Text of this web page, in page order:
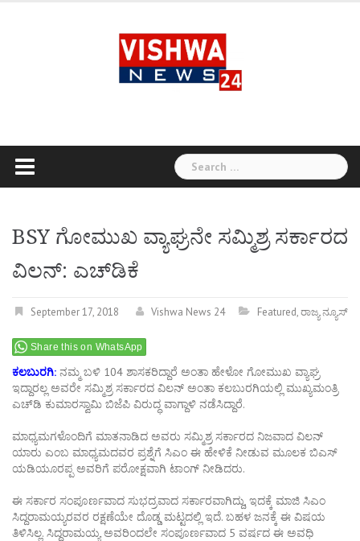
Search
for:
BSY ಗೋಮುಖ ವ್ಯಾಘ್ರನೇ ಸಮ್ಮಿಶ್ರ ಸರ್ಕಾರದ
ವಿಲನ್: ಎಚ್‍ಡಿಕೆ
September 17, 2018 Vishwa News 24 Featured,ರಾಜ್ಯ ನ್ಯೂಸ್
Share this on WhatsApp
ಕಲಬುರಗಿ: ನಮ್ಮ ಬಳಿ 104 ಶಾಸಕರಿದ್ದಾರೆ ಅಂತಾ ಹೇಳೋ ಗೋಮುಖ ವ್ಯಾಘ್ರ
ಇದ್ದಾರಲ್ಲ ಅವರೇ ಸಮ್ಮಿಶ್ರ ಸರ್ಕಾರದ ವಿಲನ್ ಅಂತಾ ಕಲಬುರಗಿಯಲ್ಲಿ ಮುಖ್ಯಮಂತ್ರಿ
ಎಚ್‍ಡಿ ಕುಮಾರಸ್ವಾಮಿ ಬಿಜೆಪಿ ವಿರುದ್ಧ ವಾಗ್ದಾಳಿ ನಡೆಸಿದ್ದಾರೆ.
ಮಾಧ್ಯಮಗಳೊಂದಿಗೆ ಮಾತನಾಡಿದ ಅವರು ಸಮ್ಮಿಶ್ರ ಸರ್ಕಾರದ ನಿಜವಾದ ವಿಲನ್
ಯಾರು ಎಂಬ ಮಾಧ್ಯಮದವರ ಪ್ರಶ್ನೆಗೆ ಸಿಎಂ ಈ ಹೇಳಿಕೆ ನೀಡುವ ಮೂಲಕ ಬಿಎಸ್
ಯಡಿಯೂರಪ್ಪ ಅವರಿಗೆ ಪರೋಕ್ಷವಾಗಿ ಟಾಂಗ್ ನೀಡಿದರು.
ಈ ಸರ್ಕಾರ ಸಂಪೂರ್ಣವಾದ ಸುಭದ್ರವಾದ ಸರ್ಕಾರವಾಗಿದ್ದು, ಇದಕ್ಕೆ ಮಾಜಿ ಸಿಎಂ
ಸಿದ್ದರಾಮಯ್ಯರವರ ರಕ್ಷಣೆಯೇ ದೊಡ್ಡ ಮಟ್ಟದಲ್ಲಿ ಇದೆ. ಬಹಳ ಜನಕ್ಕೆ ಈ ವಿಷಯ
ತಿಳಿಸಿಲ್ಲ. ಸಿದ್ದರಾಮಯ್ಯ ಅವರಿಂದಲೇ ಸಂಪೂರ್ಣವಾದ 5 ವರ್ಷದ ಈ ಅವಧಿ